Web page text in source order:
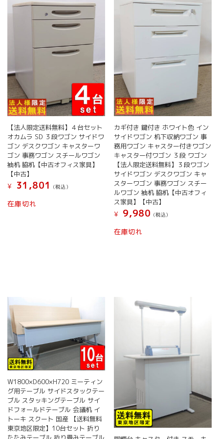
【法人限定送料無料】４台セット
オカムラ SD ３段ワゴン サイドワ
ゴン デスクワゴン キャスターワ
ゴン 事務ワゴン スチールワゴン
袖机 脇机【中古オフィス家具】
【中古】
¥
31,801 (税込）
在庫切れ
カギ付き 鍵付き ホワイト色 イン
サイドワゴン 机下収納ワゴン 事
務用ワゴン キャスター付きワゴン
キャスター付ワゴン ３段 ワゴン
【法人限定送料無料】３段ワゴン
サイドワゴン デスクワゴン キャ
スターワゴン 事務ワゴン スチー
ルワゴン 袖机 脇机【中古オフィ
ス家具】【中古】
¥
9,980 (税込）
在庫切れ
W1800×D600×H720 ミーティン
グ用テーブル サイドスタックテー
ブル スタッキングテーブル サイ
ドフォールドテーブル 会議机 イ
トーキ スクート 国産 【送料無料
東京地区限定】10台セット 折り